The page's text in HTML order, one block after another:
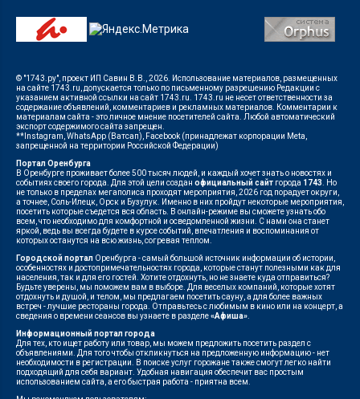
© "1743.ру", проект ИП Савин В.В., 2026. Использование материалов, размещенных
на сайте 1743.ru, допускается только по письменному разрешению Редакции с
указанием активной ссылки на сайт 1743.ru. 1743.ru не несет ответственности за
содержание объявлений, комментариев и рекламных материалов. Комментарии к
материалам сайта - это личное мнение посетителей сайта. Любой автоматический
экспорт содержимого сайта запрещен.
**Instagram, WhatsApp (Ватсап), Facebook (принадлежат корпорации Meta,
запрещенной на территории Российской Федерации)
Портал Оренбурга
В Оренбурге проживает более 500 тысяч людей, и каждый хочет знать о новостях и
событиях своего города. Для этой цели создан официальный сайт города 1743 . Но
не только в пределах мегаполиса проходят мероприятия, 2026 год порадует округи,
а точнее, Соль-Илецк, Орск и Бузулук. Именно в них пройдут некоторые мероприятия,
посетить которые съедется вся область. В онлайн-режиме вы сможете узнать обо
всем, что необходимо для комфортной и осведомленной жизни. С нами она станет
яркой, ведь вы всегда будете в курсе событий, впечатления и воспоминания от
которых останутся на всю жизнь, согревая теплом.
Городской портал Оренбурга - самый большой источник информации об истории,
особенностях и достопримечательностях города, которые станут полезными как для
населения, так и для его гостей. Хотите отдохнуть, но не знаете куда отправиться?
Будьте уверены, мы поможем вам в выборе. Для веселых компаний, которые хотят
отдохнуть и душой, и телом, мы предлагаем посетить сауну, а для более важных
встреч - лучшие рестораны города. Отправьтесь с любимым в кино или на концерт, а
сведения о времени сеансов вы узнаете в разделе«Афиша»
Информационный портал города
Для тех, кто ищет работу или товар, мы можем предложить посетить раздел с
объявлениями. Для того чтобы откликнуться на предложенную информацию - нет
необходимости в регистрации. В поиске услуг горожане также смогут легко найти
подходящий для себя вариант. Удобная навигация обеспечит вас простым
использованием сайта, а его быстрая работа - приятна всем.